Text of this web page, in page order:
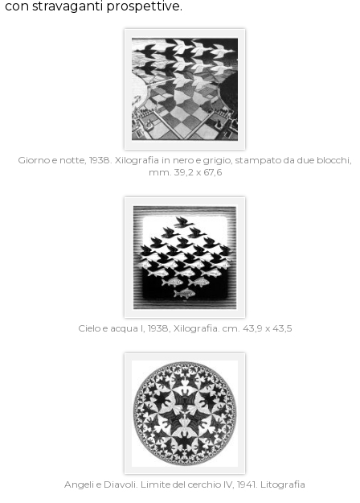
con stravaganti prospettive.
Giorno e notte, 1938. Xilografia in nero e grigio, stampato da due blocchi,
mm. 39,2 x 67,6
Cielo e acqua I, 1938, Xilografia. cm. 43,9 x 43,5
Angeli e Diavoli. Limite del cerchio IV, 1941. Litografia